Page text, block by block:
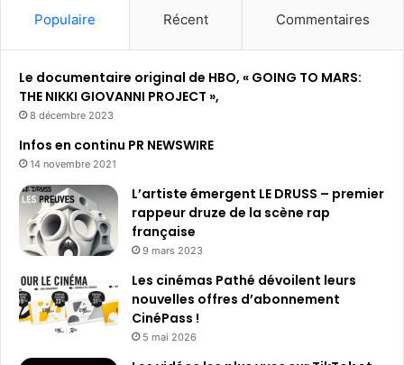
Populaire Récent Commentaires
Le documentaire original de HBO, « GOING TO MARS:
THE NIKKI GIOVANNI PROJECT »,
8 décembre 2023
Infos en continu PR NEWSWIRE
14 novembre 2021
L’artiste émergent LE DRUSS – premier
rappeur druze de la scène rap
française
9 mars 2023
Les cinémas Pathé dévoilent leurs
nouvelles offres d’abonnement
CinéPass !
5 mai 2026